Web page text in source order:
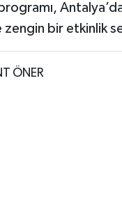
bir etkinlik
ÖNER